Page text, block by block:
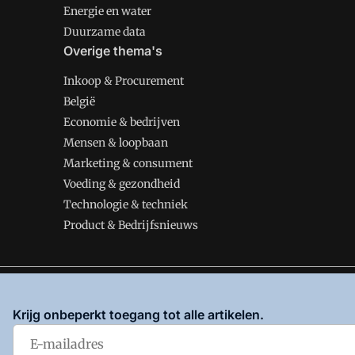
Energie en water
Duurzame data
Overige thema's
Inkoop & Procurement
België
Economie & bedrijven
Mensen & loopbaan
Marketing & consument
Voeding & gezondheid
Technologie & techniek
Product & Bedrijfsnieuws
enPrivacy en Cookie beleid |Privacy instellingen
Krijg onbeperkt toegang tot alle artikelen.